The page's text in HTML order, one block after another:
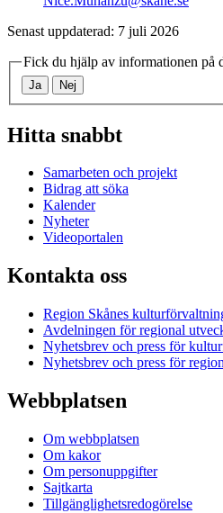
Senast uppdaterad: 7 juli 2026
Fick du hjälp av informationen på
Ja Nej
Hitta snabbt
Samarbeten och projekt
Bidrag att söka
Kalender
Nyheter
Videoportalen
Kontakta oss
Region Skånes
Avdelningen för regional
Nyhetsbrev och press för
Nyhetsbrev och press för
Webbplatsen
Om webbplatsen
Om kakor
Om personuppgifter
Sajtkarta
Tillgänglighetsredogörelse